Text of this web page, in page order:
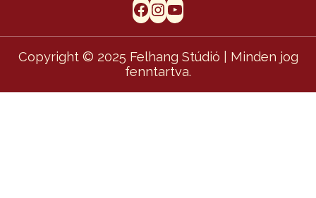
Facebook
Instagram
YouTube
Copyright © 2025 Felhang Stúdió | Minden jog
fenntartva.